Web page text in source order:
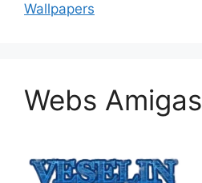
Wallpapers
Webs Amigas